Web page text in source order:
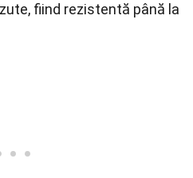
fiind rezistentă până la